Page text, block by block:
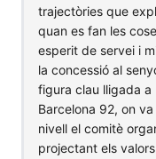
trajectòries que
quan es fan les
esperit de servei i
la concessió al
figura clau lligada
Barcelona 92, on
nivell el comitè
projectant els